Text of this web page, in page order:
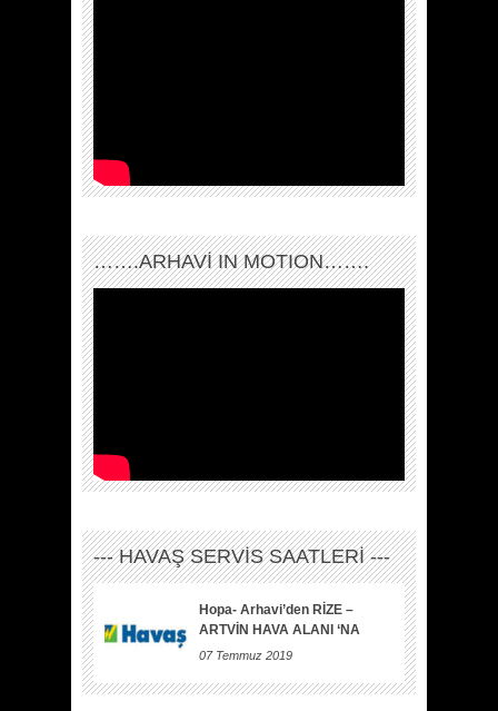
…….ARHAVI IN MOTION…….
--- HAVAŞ SERVİS SAATLERİ ---
Hopa- Arhavi’den RİZE –
ARTVİN HAVA ALANI ‘NA
07 Temmuz 2019